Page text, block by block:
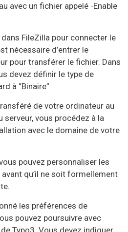
avec un fichier appelé -Enable
FileZilla pour connecter le
nécessaire d’entrer le
pour transférer le fichier. Dans
devez définir le type de
à “Binaire”.
de votre ordinateur au
serveur, vous procédez à la
avec le domaine de votre
pouvez personnaliser les
qu’il ne soit formellement
les préférences de
pouvez poursuivre avec